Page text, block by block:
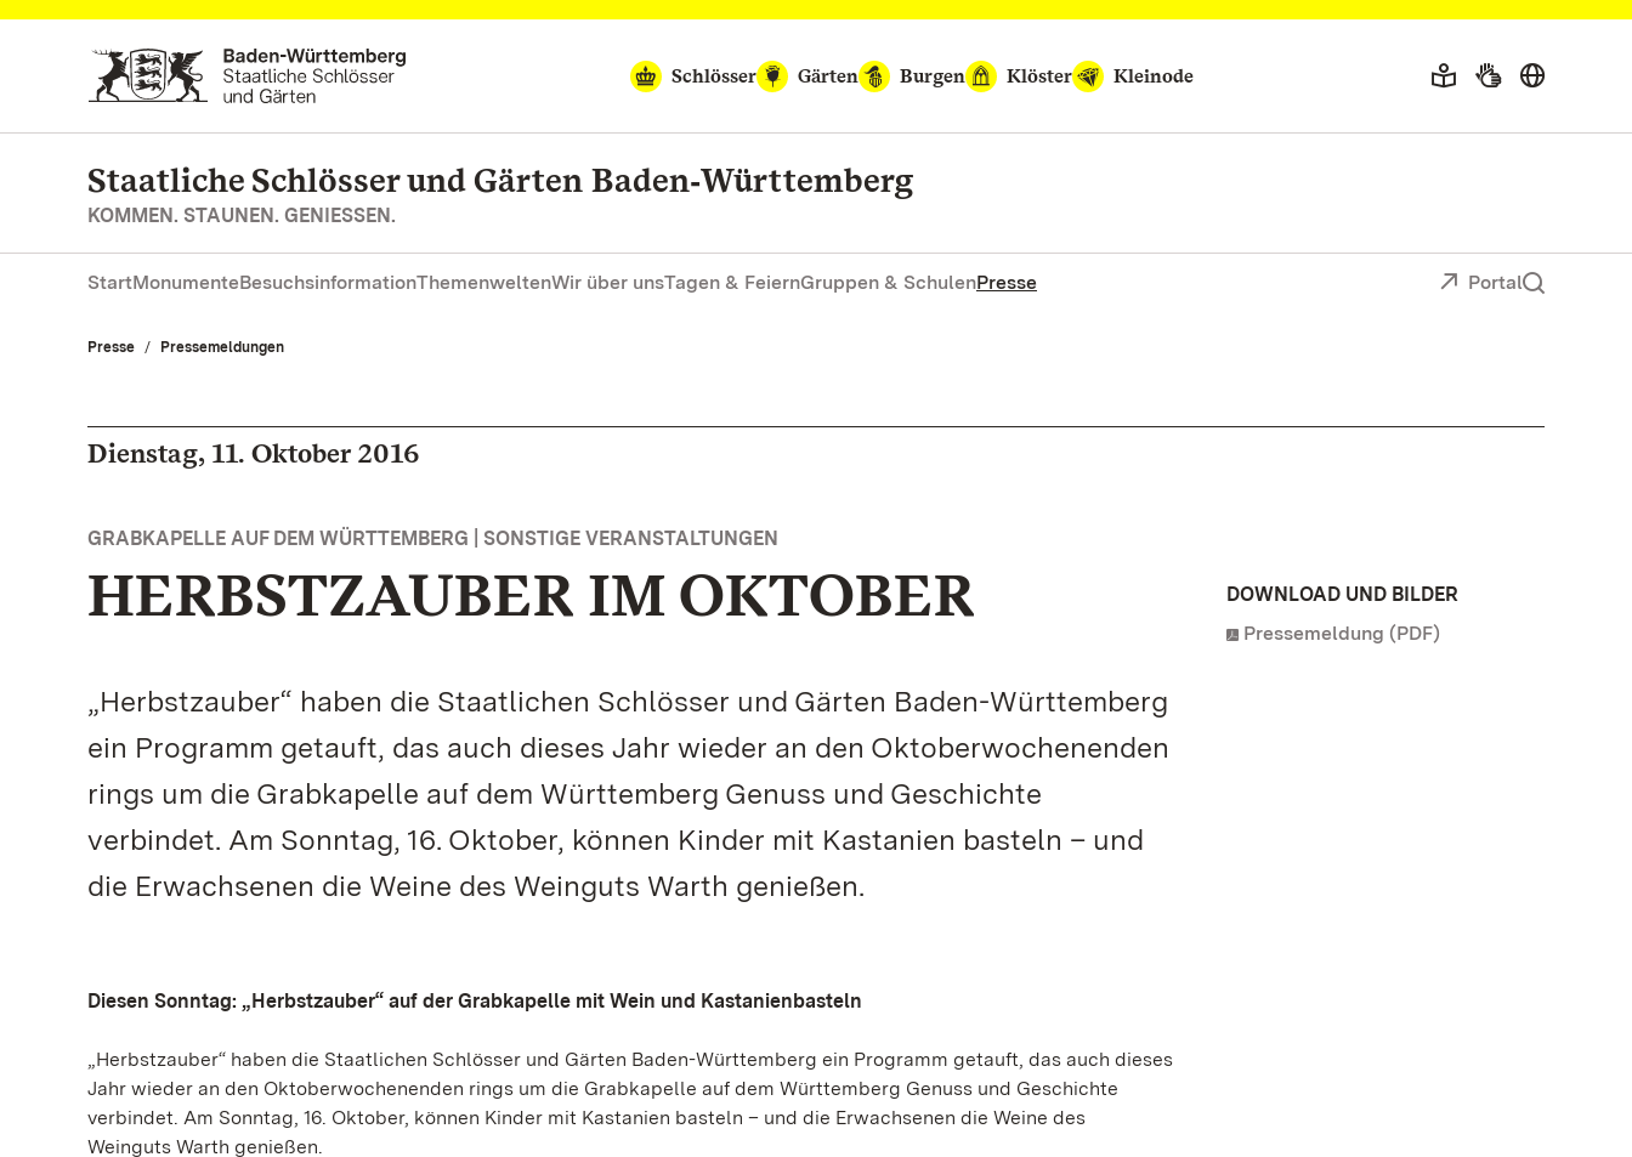
Zum Hauptinhalt springen
Schlösser
Gärten Burgen Klöster Kleinode
Staatliche Schlösser und Gärten Baden‑Württemberg
KOMMEN. STAUNEN. GENIESSEN.
StartMonumenteBesuchsinformationThemenweltenWir über unsTagen & FeiernGruppen & SchulenPresse Portal
Presse Pressemeldungen
Dienstag, 11. Oktober 2016
GRABKAPELLE AUF DEM WÜRTTEMBERG | SONSTIGE VERANSTALTUNGEN
HERBSTZAUBER IM OKTOBER
„Herbstzauber“ haben die Staatlichen Schlösser und Gärten Baden-Württemberg
ein Programm getauft, das auch dieses Jahr wieder an den Oktoberwochenenden
rings um die Grabkapelle auf dem Württemberg Genuss und Geschichte
verbindet. Am Sonntag, 16. Oktober, können Kinder mit Kastanien basteln – und
die Erwachsenen die Weine des Weinguts Warth genießen.
Diesen Sonntag: „Herbstzauber“ auf der Grabkapelle mit Wein und Kastanienbasteln
„Herbstzauber“ haben die Staatlichen Schlösser und Gärten Baden-Württemberg ein Programm getauft, das auch dieses
Jahr wieder an den Oktoberwochenenden rings um die Grabkapelle auf dem Württemberg Genuss und Geschichte
verbindet. Am Sonntag, 16. Oktober, können Kinder mit Kastanien basteln – und die Erwachsenen die Weine des
Weinguts Warth genießen.
DOWNLOAD UND BILDER
Pressemeldung (PDF)